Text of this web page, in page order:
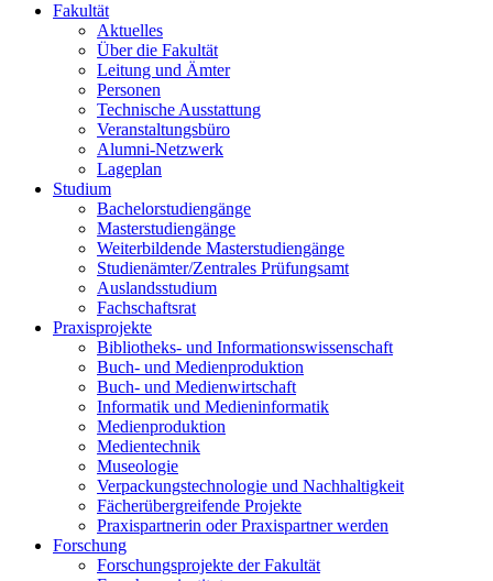
Fakultät
Aktuelles
Über die Fakultät
Leitung und Ämter
Personen
Technische Ausstattung
Veranstaltungsbüro
Alumni-Netzwerk
Lageplan
Studium
Bachelorstudiengänge
Masterstudiengänge
Weiterbildende Masterstudiengänge
Studienämter/Zentrales Prüfungsamt
Auslandsstudium
Fachschaftsrat
Praxisprojekte
Bibliotheks- und Informationswissenschaft
Buch- und Medienproduktion
Buch- und Medienwirtschaft
Informatik und Medieninformatik
Medienproduktion
Medientechnik
Museologie
Verpackungstechnologie und Nachhaltigkeit
Fächerübergreifende Projekte
Praxispartnerin oder Praxispartner werden
Forschung
Forschungsprojekte der Fakultät